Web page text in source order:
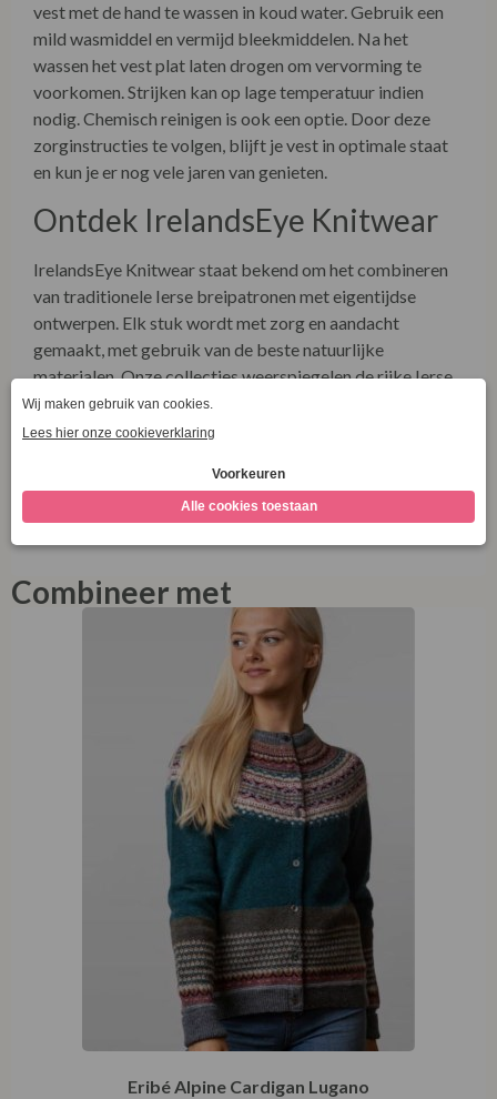
vest met de hand te wassen in koud water. Gebruik een
mild wasmiddel en vermijd bleekmiddelen. Na het
wassen het vest plat laten drogen om vervorming te
voorkomen. Strijken kan op lage temperatuur indien
nodig. Chemisch reinigen is ook een optie. Door deze
zorginstructies te volgen, blijft je vest in optimale staat
en kun je er nog vele jaren van genieten.
Ontdek IrelandsEye Knitwear
IrelandsEye Knitwear staat bekend om het combineren
van traditionele Ierse breipatronen met eigentijdse
ontwerpen. Elk stuk wordt met zorg en aandacht
gemaakt, met gebruik van de beste natuurlijke
materialen. Onze collecties weerspiegelen de rijke Ierse
erfgoed en zijn ontworpen om een leven lang mee te
gaan. Ontdek meer over onze winkel en onze duurzame
www.facebook.com/LaVieEnRoseDamesmode
A512
Combineer met
Eribé Alpine Cardigan Lugano